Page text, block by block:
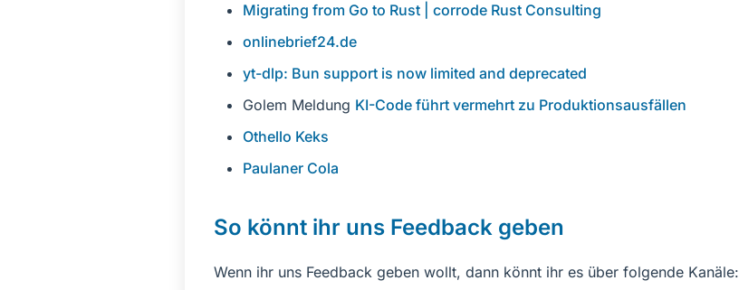
Migrating from Go to Rust | corrode Rust Consulting
onlinebrief24.de
yt-dlp: Bun support is now limited and deprecated
Golem Meldung KI-Code führt vermehrt zu Produktionsausfällen
Othello Keks
Paulaner Cola
So könnt ihr uns Feedback geben
Wenn ihr uns Feedback geben wollt, dann könnt ihr es über folgende Kanäle: